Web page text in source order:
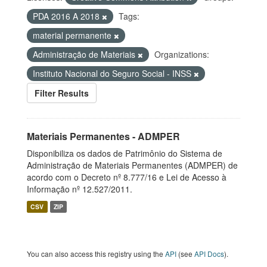
PDA 2016 A 2018
Tags:
material permanente
Administração de Materiais
Organizations:
Instituto Nacional do Seguro Social - INSS
Filter Results
Materiais Permanentes - ADMPER
Disponibiliza os dados de Patrimônio do Sistema de
Administração de Materiais Permanentes (ADMPER) de
acordo com o Decreto nº 8.777/16 e Lei de Acesso à
Informação nº 12.527/2011.
CSV ZIP
You can also access this registry using the API (see API Docs).